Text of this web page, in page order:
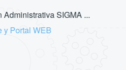
SIGMA ...
y Portal WEB